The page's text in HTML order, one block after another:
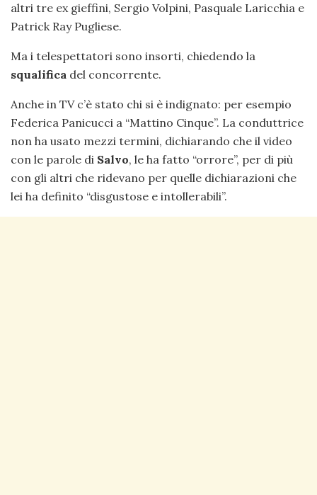
altri tre ex gieffini, Sergio Volpini, Pasquale Laricchia e
Patrick Ray Pugliese.
Ma i telespettatori sono insorti, chiedendo la
squalifica del concorrente.
Anche in TV c’è stato chi si è indignato: per esempio
Federica Panicucci a “Mattino Cinque”. La conduttrice
non ha usato mezzi termini, dichiarando che il video
con le parole di Salvo, le ha fatto “orrore”, per di più
con gli altri che ridevano per quelle dichiarazioni che
lei ha definito “disgustose e intollerabili”.